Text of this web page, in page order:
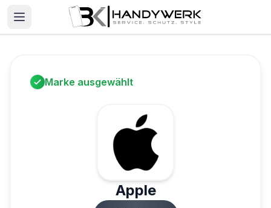
Marke ausgewählt
Apple